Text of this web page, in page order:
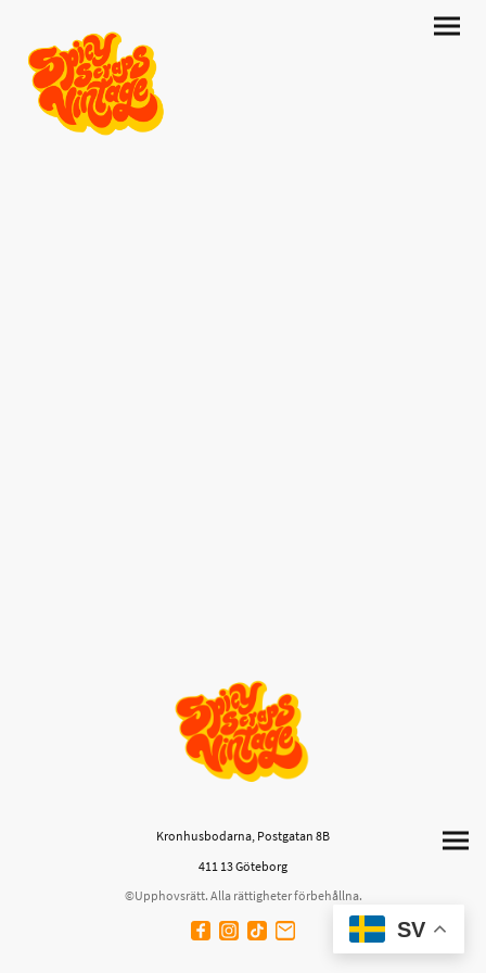
Kronhusbodarna, Postgatan 8B
411 13 Göteborg
©Upphovsrätt. Alla rättigheter förbehållna.
SV